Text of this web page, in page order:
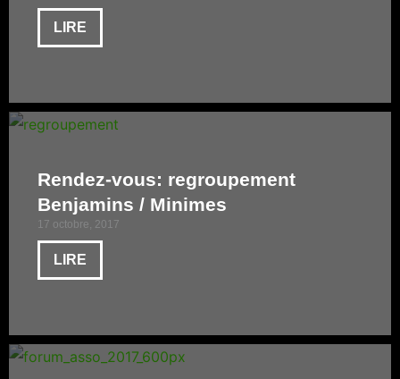
LIRE
Rendez-vous: regroupement
Benjamins / Minimes
17 octobre, 2017
LIRE